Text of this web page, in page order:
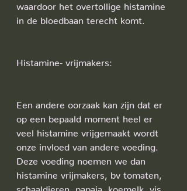
waardoor het overtollige histamine
in de bloedbaan terecht komt.
Histamine- vrijmakers:
Een andere oorzaak kan zijn dat er
op een bepaald moment heel er
veel histamine vrijgemaakt wordt
onze invloed van andere voeding.
Deze voeding noemen we dan
histamine vrijmakers, bv tomaten,
schaaldieren, papaja, koemelk, vis